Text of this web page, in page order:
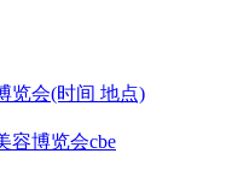
览会(时间 地点)
容博览会cbe